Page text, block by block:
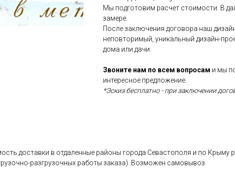
Мы подготовим расчет стоимости. В
замере.
После заключения договора наш
неповторимый, уникальный дизайн-
дома или дачи.
Звоните нам по всем вопросам и мы
интересное предложение.
*Эскиз бесплатно - при заключении
доставки в отдаленные районы города Севастополя и по Крыму
разгрузочных работы заказа). Возможен самовывоз.